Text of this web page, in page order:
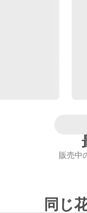
販売中
同じ